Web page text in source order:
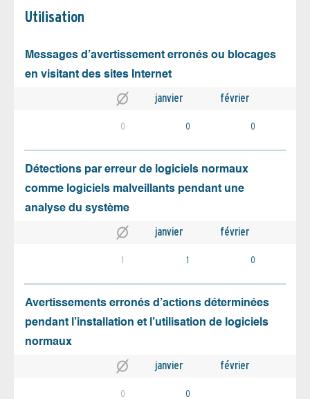
Utilisation
Messages d’avertissement erronés ou blocages
en visitant des sites Internet
janvier février
0 0 0
Détections par erreur de logiciels normaux
comme logiciels malveillants pendant une
analyse du système
janvier février
1 1 0
Avertissements erronés d’actions déterminées
pendant l’installation et l’utilisation de logiciels
normaux
janvier février
0 0